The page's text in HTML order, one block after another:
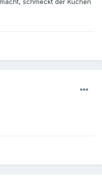
schmeckt der Kuchen